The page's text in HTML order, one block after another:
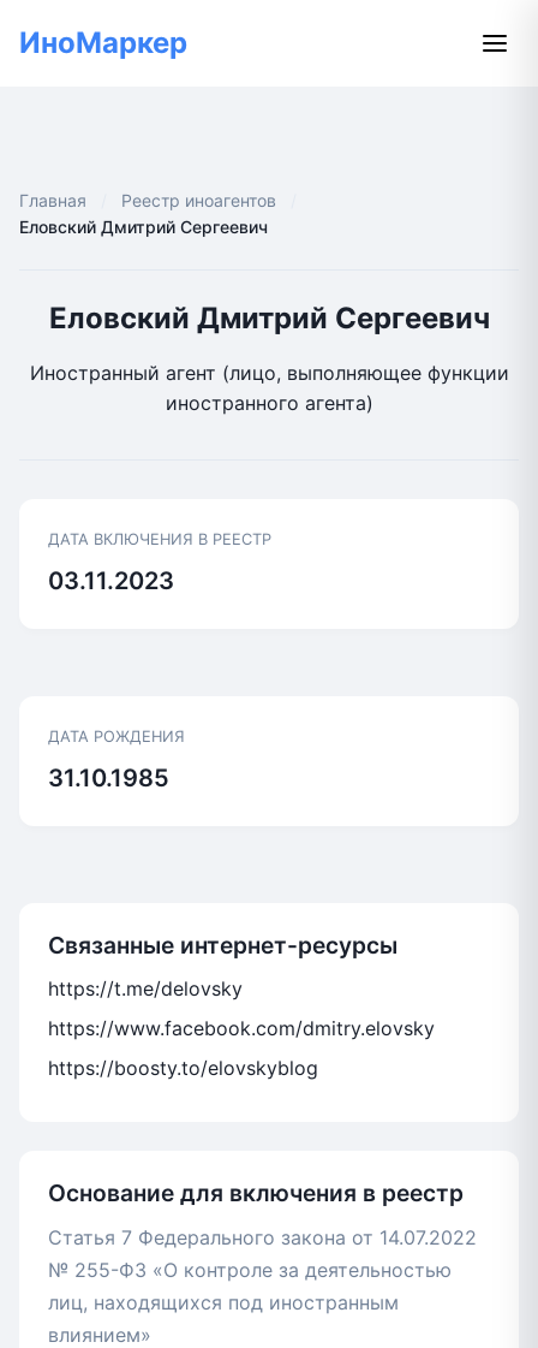
ИноМаркер
Главная
Реестр иноагентов
Еловский Дмитрий Сергеевич
Еловский Дмитрий Сергеевич
Иностранный агент (лицо, выполняющее функции
иностранного агента)
ДАТА ВКЛЮЧЕНИЯ В РЕЕСТР
03.11.2023
ДАТА РОЖДЕНИЯ
31.10.1985
Связанные интернет-ресурсы
https://t.me/delovsky
https://www.facebook.com/dmitry.elovsky
https://boosty.to/elovskyblog
Основание для включения в реестр
Статья 7 Федерального закона от 14.07.2022
№ 255-ФЗ «О контроле за деятельностью
лиц, находящихся под иностранным
влиянием»